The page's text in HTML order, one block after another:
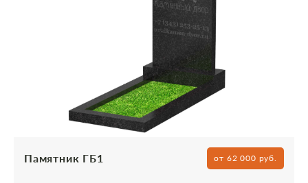
Памятник ГБ1 от 62 000 руб.